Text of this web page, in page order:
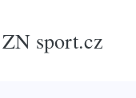
ZN sport.cz